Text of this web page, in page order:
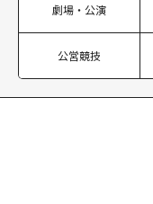
劇場・公演
公営競技